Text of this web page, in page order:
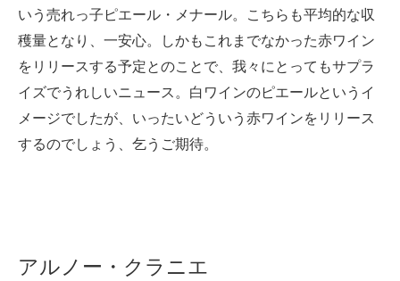
いう売れっ子ピエール・メナール。こちらも平均的な収
穫量となり、一安心。しかもこれまでなかった赤ワイン
をリリースする予定とのことで、我々にとってもサプラ
イズでうれしいニュース。白ワインのピエールというイ
メージでしたが、いったいどういう赤ワインをリリース
するのでしょう、乞うご期待。
アルノー・クラニエ